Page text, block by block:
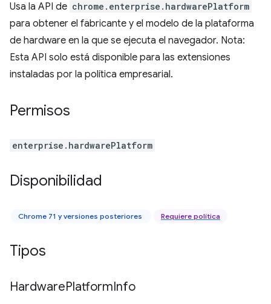
Usa la API de chrome.enterprise.hardwarePlatform
para obtener el fabricante y el modelo de la plataforma
de hardware en la que se ejecuta el navegador. Nota:
Esta API solo está disponible para las extensiones
instaladas por la política empresarial.
Permisos
enterprise.hardwarePlatform
Disponibilidad
Chrome 71 y versiones posteriores Requiere política
Tipos
HardwarePlatformInfo